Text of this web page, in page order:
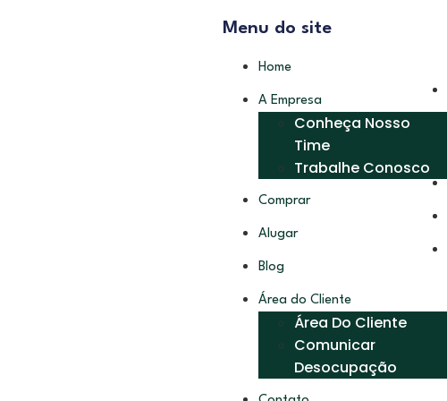
Menu do site
Home
A Empresa
Conheça Nosso
Time
Trabalhe Conosco
Comprar
Alugar
Blog
Área do Cliente
Área Do Cliente
Comunicar
Desocupação